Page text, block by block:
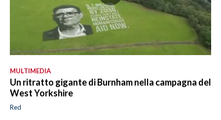
MULTIMEDIA
Un ritratto gigante di Burnham nella campagna del
West Yorkshire
Red